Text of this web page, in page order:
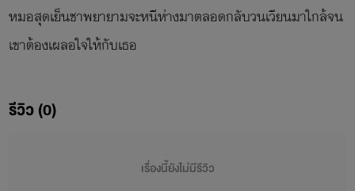
หมอสุดเย็นชาพยายามจะหนีห่างมาตลอดกลับวนเวียนมาใกล้จน
เขาต้องเผลอใจให้กับเธอ
รีวิว (0)
เรื่องนี้ยังไม่มีรีวิว